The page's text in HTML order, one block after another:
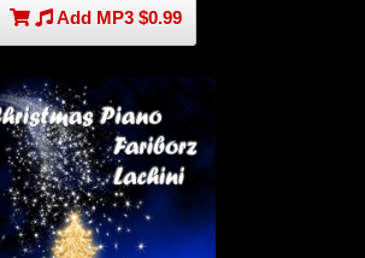
Add MP3 $0.99